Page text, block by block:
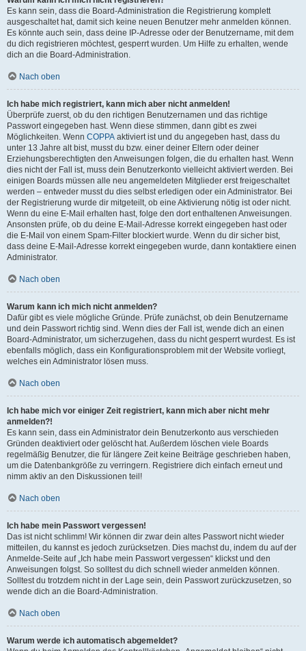
Es kann sein, dass die Board-Administration die Registrierung komplett
ausgeschaltet hat, damit sich keine neuen Benutzer mehr anmelden können.
Es könnte auch sein, dass deine IP-Adresse oder der Benutzername, mit dem
du dich registrieren möchtest, gesperrt wurden. Um Hilfe zu erhalten, wende
dich an die Board-Administration.
Nach oben
Ich habe mich registriert, kann mich aber nicht anmelden!
Überprüfe zuerst, ob du den richtigen Benutzernamen und das richtige
Passwort eingegeben hast. Wenn diese stimmen, dann gibt es zwei
Möglichkeiten. Wenn COPPA aktiviert ist und du angegeben hast, dass du
unter 13 Jahre alt bist, musst du bzw. einer deiner Eltern oder deiner
Erziehungsberechtigten den Anweisungen folgen, die du erhalten hast. Wenn
dies nicht der Fall ist, muss dein Benutzerkonto vielleicht aktiviert werden. Bei
einigen Boards müssen alle neu angemeldeten Mitglieder erst freigeschaltet
werden – entweder musst du dies selbst erledigen oder ein Administrator. Bei
der Registrierung wurde dir mitgeteilt, ob eine Aktivierung nötig ist oder nicht.
Wenn du eine E-Mail erhalten hast, folge den dort enthaltenen Anweisungen.
Ansonsten prüfe, ob du deine E-Mail-Adresse korrekt eingegeben hast oder
die E-Mail von einem Spam-Filter blockiert wurde. Wenn du dir sicher bist,
dass deine E-Mail-Adresse korrekt eingegeben wurde, dann kontaktiere einen
Administrator.
Nach oben
Warum kann ich mich nicht anmelden?
Dafür gibt es viele mögliche Gründe. Prüfe zunächst, ob dein Benutzername
und dein Passwort richtig sind. Wenn dies der Fall ist, wende dich an einen
Board-Administrator, um sicherzugehen, dass du nicht gesperrt wurdest. Es ist
ebenfalls möglich, dass ein Konfigurationsproblem mit der Website vorliegt,
welches ein Administrator lösen muss.
Nach oben
Ich habe mich vor einiger Zeit registriert, kann mich aber nicht mehr
anmelden?!
Es kann sein, dass ein Administrator dein Benutzerkonto aus verschieden
Gründen deaktiviert oder gelöscht hat. Außerdem löschen viele Boards
regelmäßig Benutzer, die für längere Zeit keine Beiträge geschrieben haben,
um die Datenbankgröße zu verringern. Registriere dich einfach erneut und
nimm aktiv an den Diskussionen teil!
Nach oben
Ich habe mein Passwort vergessen!
Das ist nicht schlimm! Wir können dir zwar dein altes Passwort nicht wieder
mitteilen, du kannst es jedoch zurücksetzen. Dies machst du, indem du auf der
Anmelde-Seite auf „Ich habe mein Passwort vergessen“ klickst und den
Anweisungen folgst. So solltest du dich schnell wieder anmelden können.
Solltest du trotzdem nicht in der Lage sein, dein Passwort zurückzusetzen, so
wende dich an die Board-Administration.
Nach oben
Warum werde ich automatisch abgemeldet?